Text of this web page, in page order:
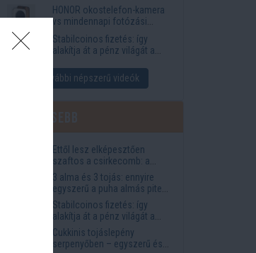
funkciók, amelyek
megkönnyítik az életet
HONOR okostelefon-kamera
vs mindennapi fotózási
igények
Stabilcoinos fizetés: így
alakítja át a pénz világát a
Western Union
További népszerű videók
Ettől lesz elképesztően
szaftos a csirkecomb: a
sörös pác a titok
3 alma és 3 tojás: ennyire
egyszerű a puha almás pite
titka
Stabilcoinos fizetés: így
alakítja át a pénz világát a
Visa, a Mastercard és a
Western Union
Cukkinis tojáslepény
serpenyőben – egyszerű és